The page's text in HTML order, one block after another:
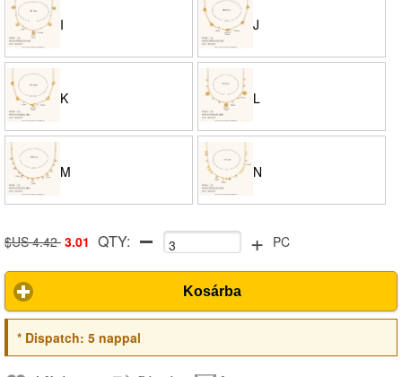
I J
K L
M N
$US 4.42 3.01 QTY: + PC
Kosárba
*Dispatch: 5 nappal